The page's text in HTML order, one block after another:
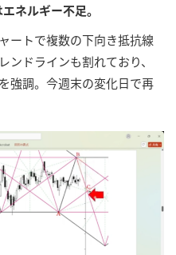
ネルギー不足。
ートで複数の下向き抵抗線
ドラインも割れており、
強調。今週末の変化日で再